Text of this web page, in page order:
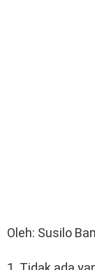
Oleh: Susilo